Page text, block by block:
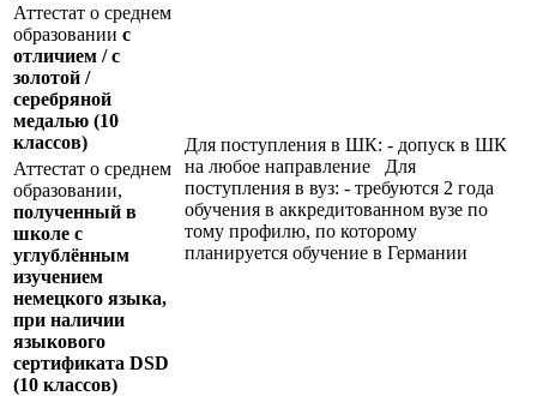
Аттестат о среднем
образовании с
отличием / с
золотой /
серебряной
медалью (10
классов)
Для поступления в ШК: - допуск в ШК
на любое направление Для
поступления в вуз: - требуются 2 года
обучения в аккредитованном вузе по
тому профилю, по которому
планируется обучение в Германии
Аттестат о среднем
образовании,
полученный в
школе с
углублённым
изучением
немецкого языка,
при наличии
языкового
сертификата DSD
(10 классов)